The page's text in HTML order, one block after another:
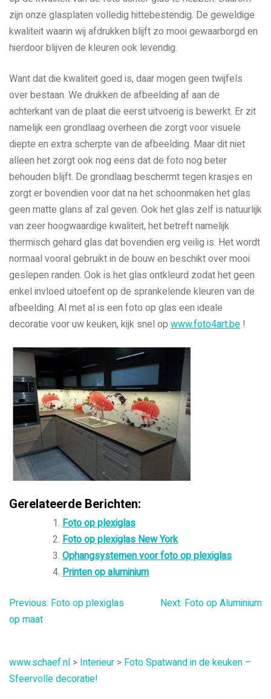
zijn onze glasplaten volledig hittebestendig. De geweldige
kwaliteit waarin wij afdrukken blijft zo mooi gewaarborgd en
hierdoor blijven de kleuren ook levendig.
Want dat die kwaliteit goed is, daar mogen geen twijfels
over bestaan. We drukken de afbeelding af aan de
achterkant van de plaat die eerst uitvoerig is bewerkt. Er zit
namelijk een grondlaag overheen die zorgt voor visuele
diepte en extra scherpte van de afbeelding. Maar dit niet
alleen het zorgt ook nog eens dat de foto nog beter
behouden blijft. De grondlaag beschermt tegen krasjes en
zorgt er bovendien voor dat na het schoonmaken het glas
geen matte glans af zal geven. Ook het glas zelf is natuurlijk
van zeer hoogwaardige kwaliteit, het betreft namelijk
thermisch gehard glas dat bovendien erg veilig is. Het wordt
normaal vooral gebruikt in de bouw en beschikt over mooi
geslepen randen. Ook is het glas ontkleurd zodat het geen
enkel invloed uitoefent op de sprankelende kleuren van de
afbeelding. Al met al is een foto op glas een ideale
decoratie voor uw keuken, kijk snel op www.foto4art.be !
Gerelateerde Berichten:
Foto op plexiglas
Foto op plexiglas New York
Ophangsystemen voor foto op plexiglas
Printen op aluminium
Bericht
Previous: Foto op plexiglas
op maat
Next: Foto op Aluminium
www.schaef.nl > Interieur > Foto Spatwand in de keuken –
Sfeervolle decoratie!